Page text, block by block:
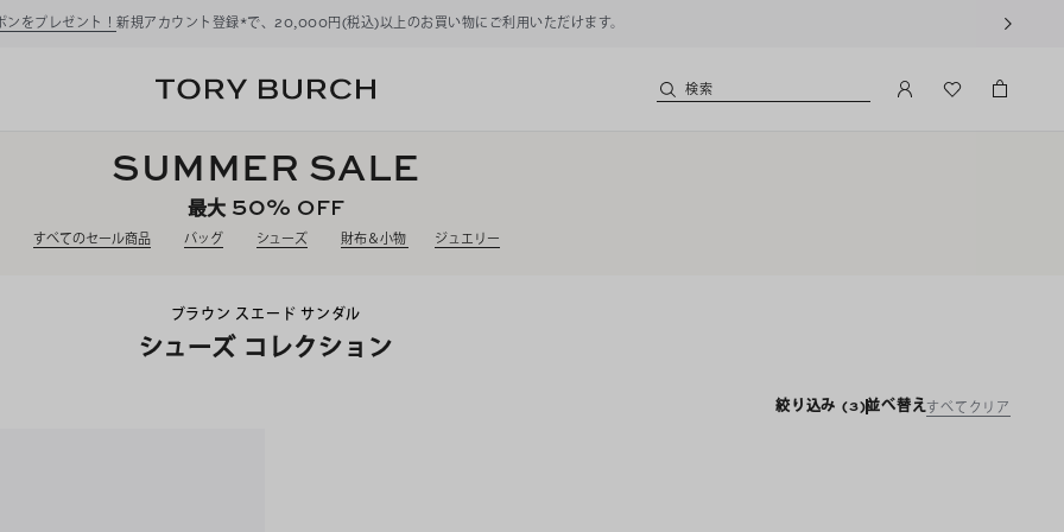
をプレゼント！ 新規アカウント登録*で、20,000円(税込)以上のお買い物にご利用いただけます。
検索
SUMMER SALE
最大 50% OFF
すべてのセール商品 バッグ シューズ 財布＆小物 ジュエリー
ブラウン スエード サンダル
シューズ コレクション
絞り込み (3)並べ替えすべてクリア